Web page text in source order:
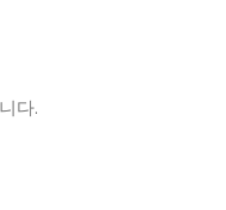
다.